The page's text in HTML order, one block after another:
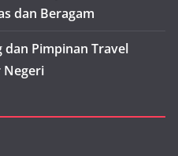
dan Beragam
dan Pimpinan Travel
Negeri